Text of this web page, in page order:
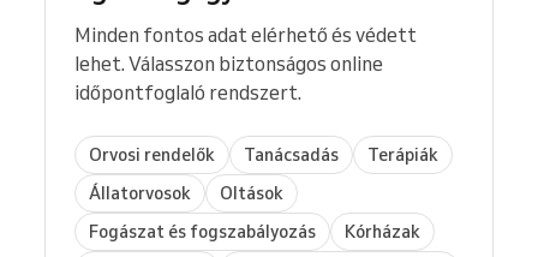
Minden fontos adat elérhető és védett
lehet. Válasszon biztonságos online
időpontfoglaló rendszert.
Orvosi rendelők Tanácsadás
Terápiák
Állatorvosok
Oltások
Fogászat és fogszabályozás
Kórházak